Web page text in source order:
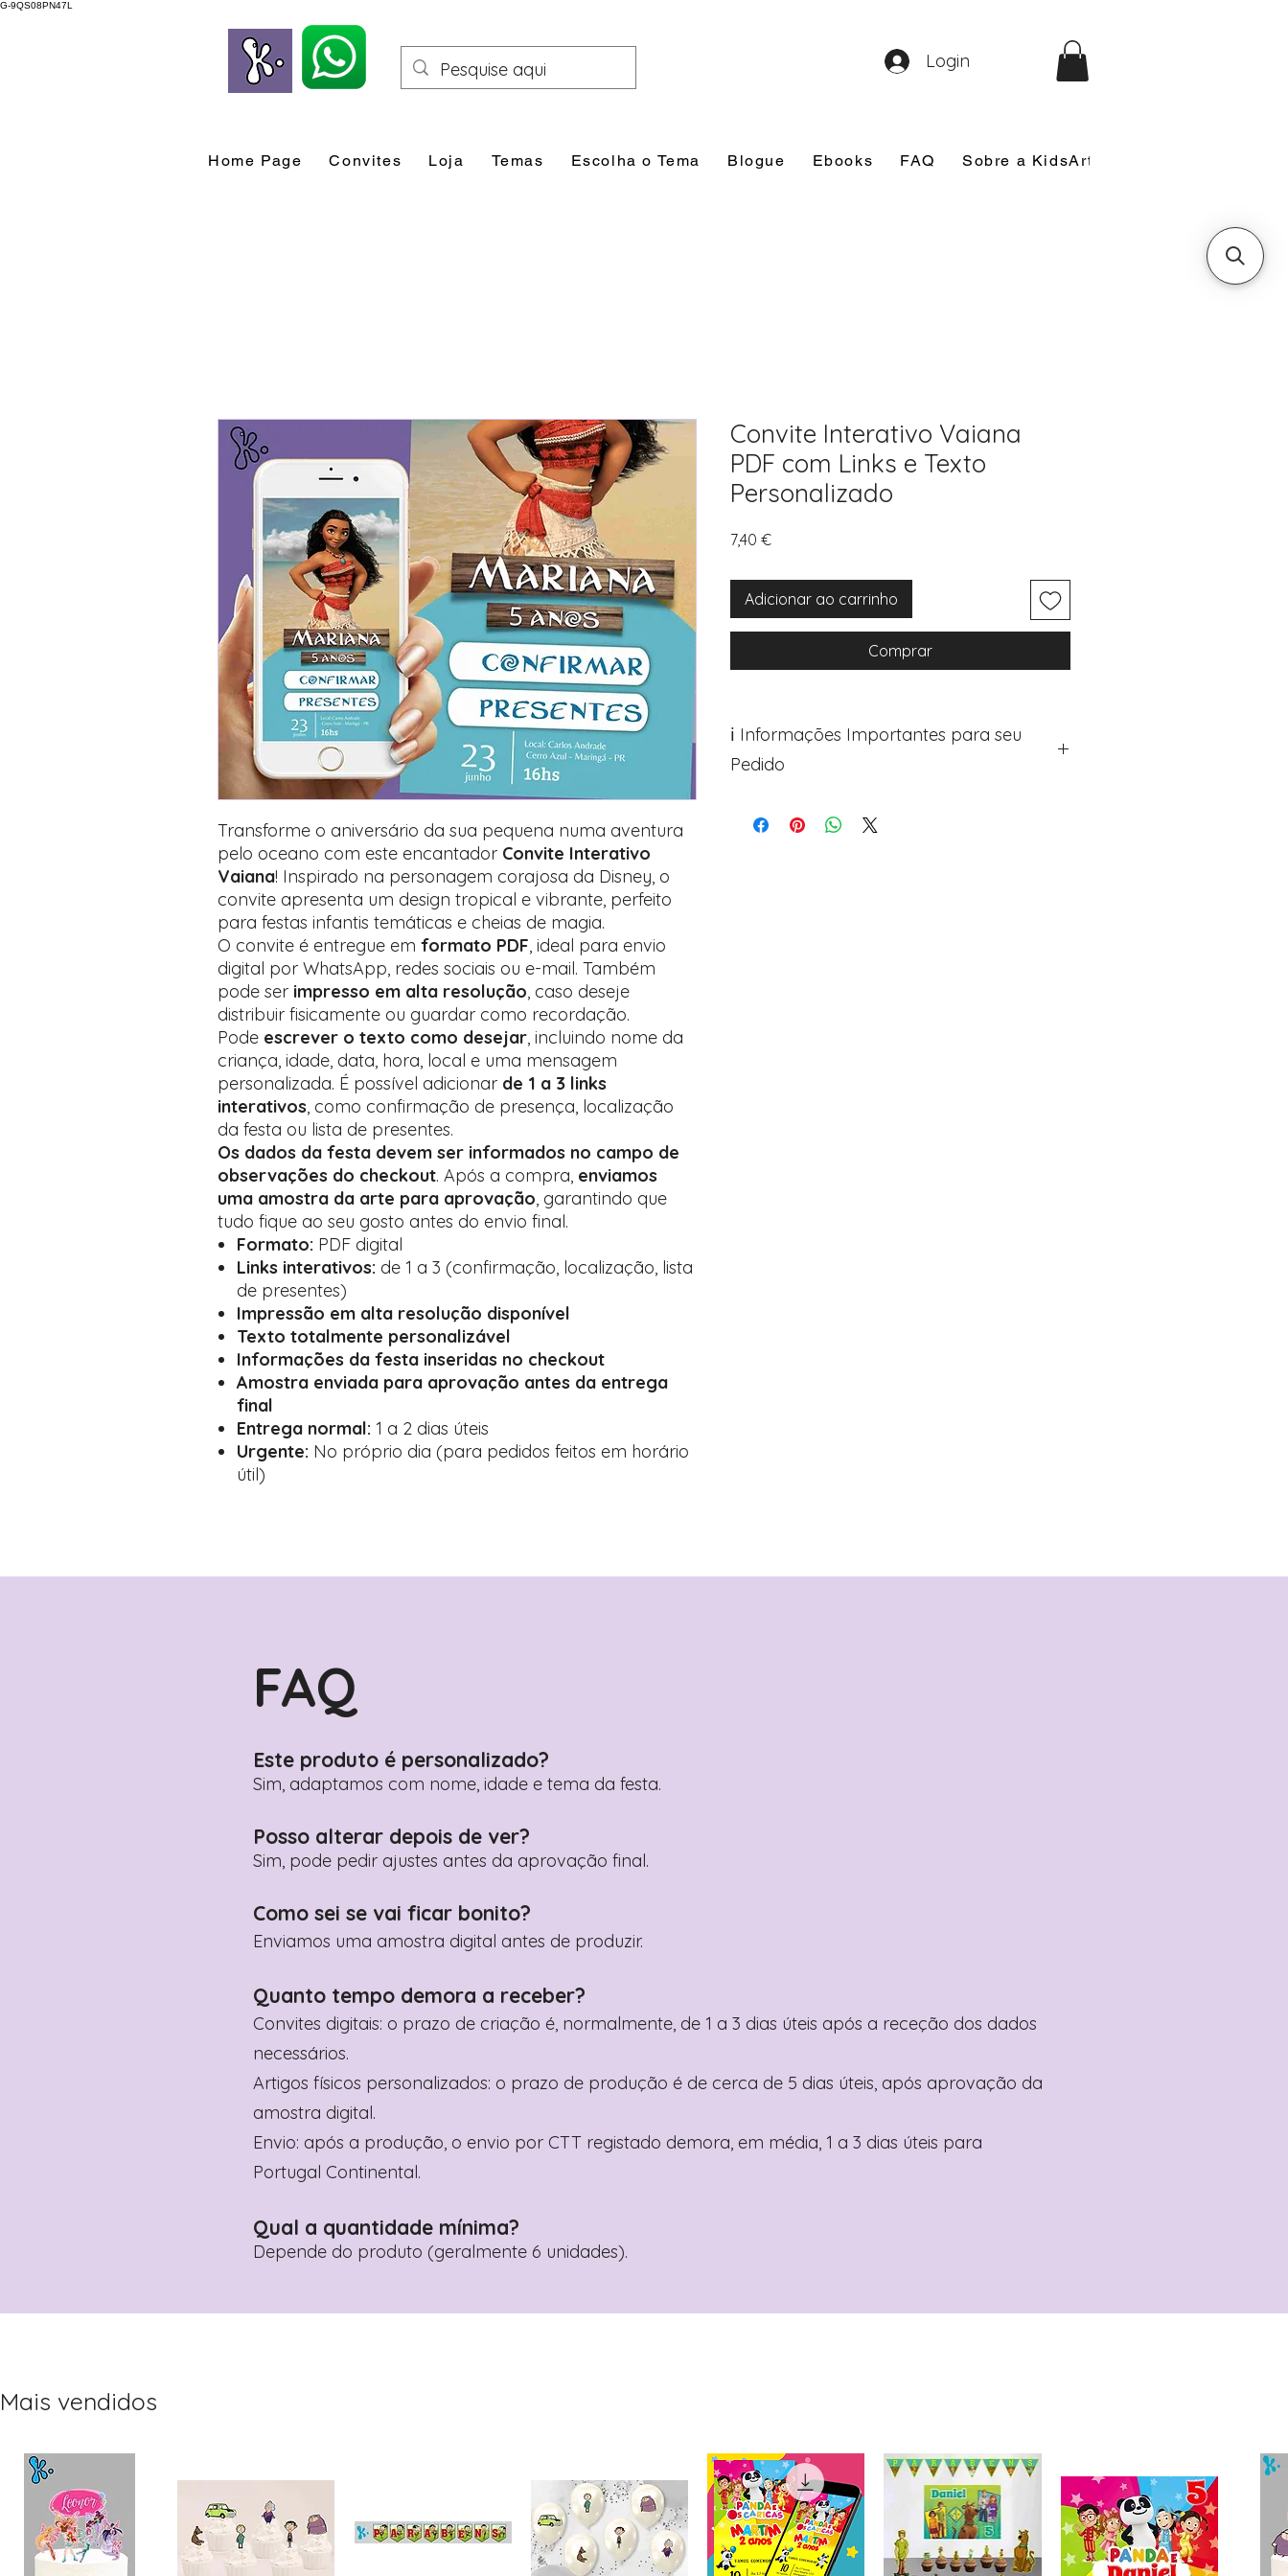
G-9QS08PN47L
Home Page Convites Loja Temas Escolha o Tema Blogue Ebooks FAQ Sobre a KidsArt
Login
Transforme o aniversário da sua pequena numa aventura
pelo oceano com este encantador Convite Interativo
Vaiana! Inspirado na personagem corajosa da Disney, o
convite apresenta um design tropical e vibrante, perfeito
para festas infantis temáticas e cheias de magia.
O convite é entregue em formato PDF, ideal para envio
digital por WhatsApp, redes sociais ou e-mail. Também
pode ser impresso em alta resolução, caso deseje
distribuir fisicamente ou guardar como recordação.
Pode escrever o texto como desejar, incluindo nome da
criança, idade, data, hora, local e uma mensagem
personalizada. É possível adicionar de 1 a 3 links
interativos, como confirmação de presença, localização
da festa ou lista de presentes.
Os dados da festa devem ser informados no campo de
observações do checkout. Após a compra, enviamos
uma amostra da arte para aprovação, garantindo que
tudo fique ao seu gosto antes do envio final.
Formato: PDF digital
Links interativos: de 1 a 3 (confirmação, localização, lista
de presentes)
Impressão em alta resolução disponível
Texto totalmente personalizável
Informações da festa inseridas no checkout
Amostra enviada para aprovação antes da entrega
final
Entrega normal: 1 a 2 dias úteis
Urgente: No próprio dia (para pedidos feitos em horário
útil)
Convite Interativo Vaiana
PDF com Links e Texto
Personalizado
7,40 €Preço
Adicionar ao carrinho
Comprar
ℹ️ Informações Importantes para seu
Pedido
Avance para a página de checkout (próximo passo
FAQ
Este produto é personalizado?
Sim, adaptamos com nome, idade e tema da festa.
Posso alterar depois de ver?
Sim, pode pedir ajustes antes da aprovação final.
Como sei se vai ficar bonito?
Enviamos uma amostra digital antes de produzir.
Quanto tempo demora a receber?
Convites digitais: o prazo de criação é, normalmente, de 1 a 3 dias úteis após a receção dos dados
necessários.
Artigos físicos personalizados: o prazo de produção é de cerca de 5 dias úteis, após aprovação da
amostra digital.
Envio: após a produção, o envio por CTT registado demora, em média, 1 a 3 dias úteis para
Portugal Continental.
Qual a quantidade mínima?
Depende do produto (geralmente 6 unidades).
Mais vendidos